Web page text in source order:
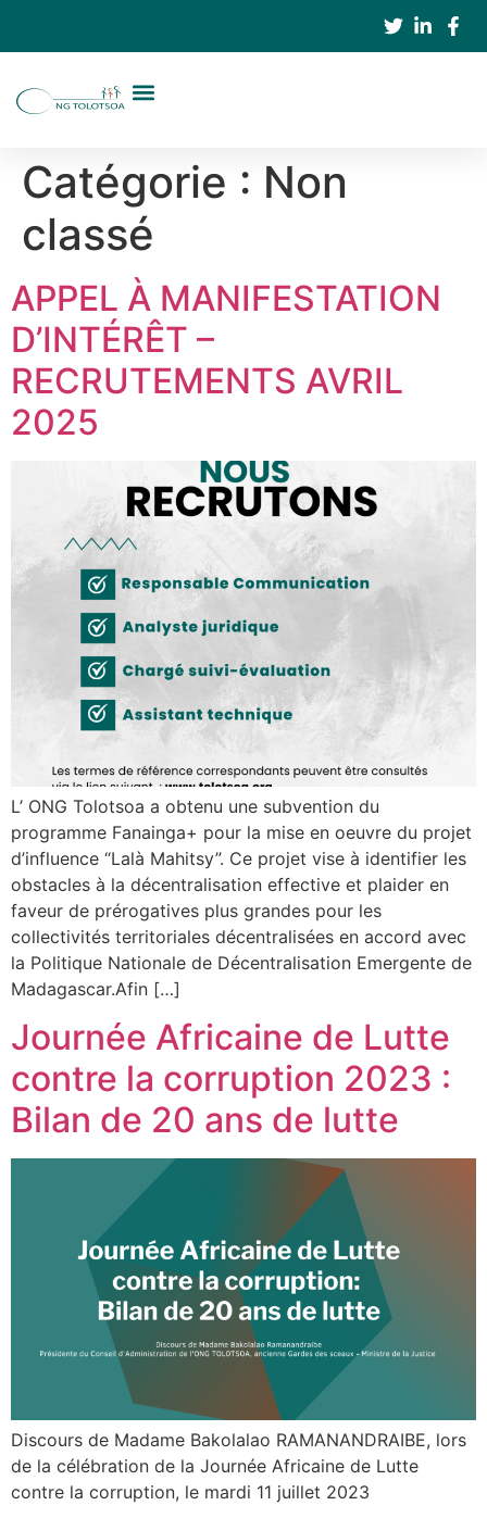
Catégorie : Non
classé
APPEL À MANIFESTATION
D’INTÉRÊT –
RECRUTEMENTS AVRIL
2025
L’ ONG Tolotsoa a obtenu une subvention du
programme Fanainga+ pour la mise en oeuvre du projet
d’influence “Lalà Mahitsy”. Ce projet vise à identifier les
obstacles à la décentralisation effective et plaider en
faveur de prérogatives plus grandes pour les
collectivités territoriales décentralisées en accord avec
la Politique Nationale de Décentralisation Emergente de
Madagascar.Afin […]
Journée Africaine de Lutte
contre la corruption 2023 :
Bilan de 20 ans de lutte
Discours de Madame Bakolalao RAMANANDRAIBE, lors
de la célébration de la Journée Africaine de Lutte
contre la corruption, le mardi 11 juillet 2023